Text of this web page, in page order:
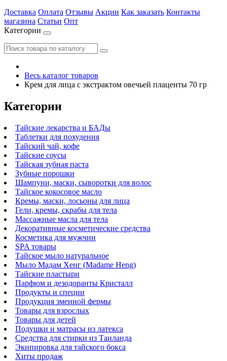
Доставка Оплата Отзывы Акции Как заказать Контакты
магазина Статьи Опт
Категории
Весь каталог товаров
Крем для лица с экстрактом овечьей плаценты 70 гр
Категории
Тайские лекарства и БАДы
Таблетки для похудения
Тайский чай, кофе
Тайские соусы
Тайская зубная паста
Зубные порошки
Шампуни, маски, сыворотки для волос
Тайское кокосовое масло
Кремы, маски, лосьоны для лица
Гели, кремы, скрабы для тела
Массажные масла для тела
Декоративные косметические средства
Косметика для мужчин
SPA товары
Тайское мыло натуральное
Мыло Мадам Хенг (Madame Heng)
Тайские пластыри
Парфюм и дезодоранты Кристалл
Продукты и специи
Продукция змеиной фермы
Товары для взрослых
Товары для детей
Подушки и матрасы из латекса
Средства для стирки из Таиланда
Экипировка для тайского бокса
Хиты продаж